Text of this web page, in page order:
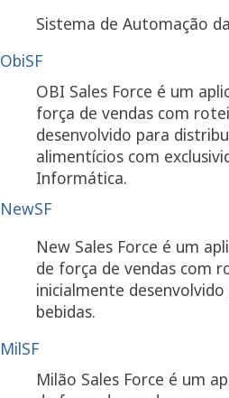
Sistema de Automação
ObiSF
OBI Sales Force é um
força de vendas com
desenvolvido para
alimentícios com
Informática.
NewSF
New Sales Force é um
de força de vendas com
inicialmente
bebidas.
MilSF
Milão Sales Force é um